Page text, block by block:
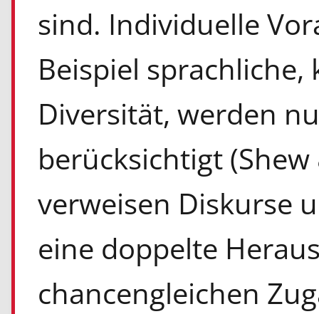
sind. Individuelle
Beispiel
Diversität, werden
berücksichtigt
verweisen Diskurse
eine doppelte
chancengleichen